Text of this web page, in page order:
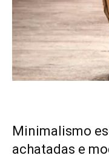
Minimalismo
achatadas e